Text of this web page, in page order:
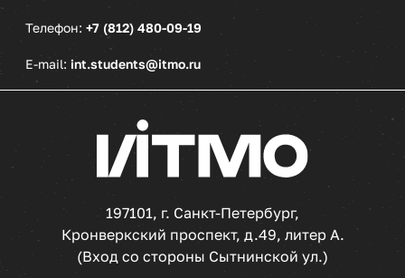
Телефон: +7 (812) 480-09-19
E-mail: int.students@itmo.ru
197101, г. Санкт-Петербург,
Кронверкский проспект, д.49, литер А.
(Вход со стороны Сытнинской ул.)